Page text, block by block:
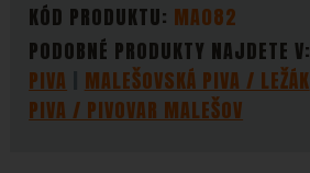
KÓD PRODUKTU: MA082
PODOBNÉ PRODUKTY NAJDETE V:
PIVA
MALEŠOVSKÁ PIVA / LEŽÁK
PIVA / PIVOVAR MALEŠOV